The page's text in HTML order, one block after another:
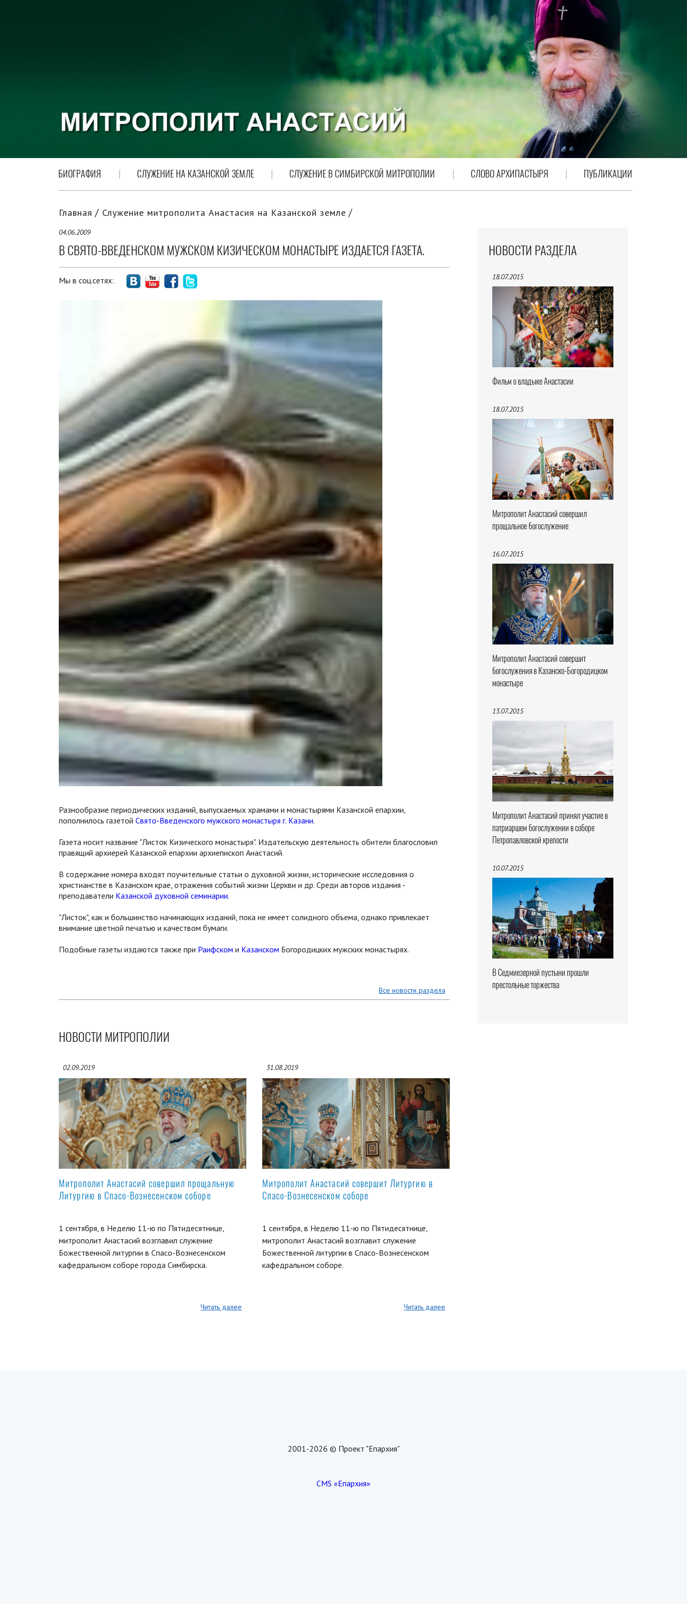
БИОГРАФИЯ СЛУЖЕНИЕ НА КАЗАНСКОЙ ЗЕМЛЕ СЛУЖЕНИЕ В СИМБИРСКОЙ МИТРОПОЛИИ СЛОВО АРХИПАСТЫРЯ ПУБЛИКАЦИИ
НОВОСТИ РАЗДЕЛА
18.07.2015
Фильм о владыке Анастасии
18.07.2015
Митрополит Анастасий совершил
прощальное богослужение
16.07.2015
Митрополит Анастасий совершит
богослужения в Казанско-Богородицком
монастыре
13.07.2015
Митрополит Анастасий принял участие в
патриаршем богослужении в соборе
Петропавловской крепости
10.07.2015
В Седмиезерной пустыни прошли
престольные торжества
Главная Служение митрополита Анастасия на Казанской земле
04.06.2009
В СВЯТО-ВВЕДЕНСКОМ МУЖСКОМ КИЗИЧЕСКОМ МОНАСТЫРЕ ИЗДАЕТСЯ ГАЗЕТА.
Мы в соц.сетях:
Разнообразие периодических изданий, выпускаемых храмами и монастырями Казанской епархии,
пополнилось газетой Свято-Введенского мужского монастыря г. Казани.
Газета носит название "Листок Кизического монастыря". Издательскую деятельность обители благословил
правящий архиерей Казанской епархии архиепископ Анастасий.
В содержание номера входят поучительные статьи о духовной жизни, исторические исследовния о
христианстве в Казанском крае, отражения событий жизни Церкви и др. Среди авторов издания -
преподаватели Казанской духовной семинарии.
"Листок", как и большинство начинающих изданий, пока не имеет солидного объема, однако привлекает
внимание цветной печатью и качеством бумаги.
Подобные газеты издаются также при Раифском и Казанском Богородицких мужских монастырях.
Все новости раздела
НОВОСТИ МИТРОПОЛИИ
02.09.2019
Митрополит Анастасий совершил прощальную
Литургию в Спасо-Вознесенском соборе
1 сентября, в Неделю 11-ю по Пятидесятнице,
митрополит Анастасий возглавил служение
Божественной литургии в Спасо-Вознесенском
кафедральном соборе города Симбирска.
Читать далее
31.08.2019
Митрополит Анастасий совершит Литургию в
Спасо-Вознесенском соборе
1 сентября, в Неделю 11-ю по Пятидесятнице,
митрополит Анастасий возглавит служение
Божественной литургии в Спасо-Вознесенском
кафедральном соборе.
Читать далее
2001-2026 © Проект "Епархия"
CMS «Епархия»